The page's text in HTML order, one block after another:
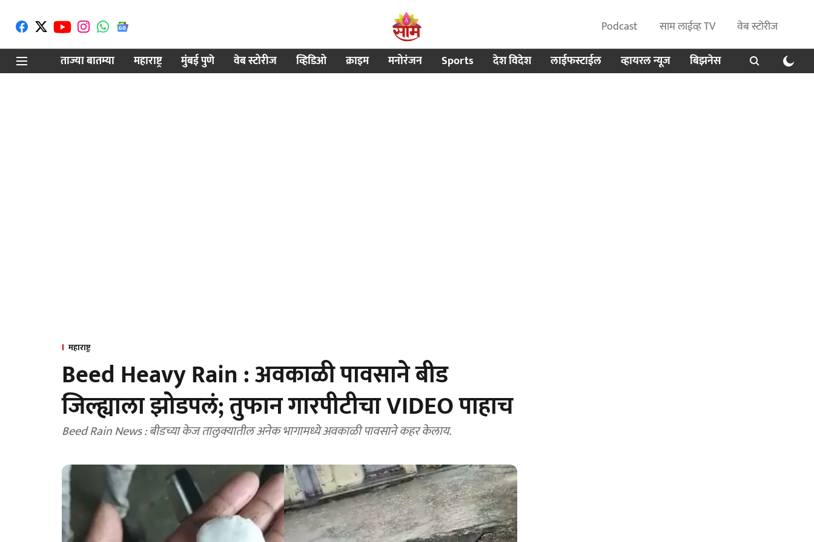
Podcast साम लाईव्ह TV
वेब स्टोरीज
ताज्या बातम्या
महाराष्ट्र मुंबई पुणे वेब स्टोरीज व्हिडिओ क्राइम मनोरंजन Sports देश विदेश लाईफस्टाईल व्हायरल न्यूज बिझनेस
महाराष्ट्र
Beed Heavy Rain : अवकाळी पावसाने बीड
जिल्ह्याला झोडपलं; तुफान गारपीटीचा VIDEO पाहाच
Beed Rain News : बीडच्या केज तालुक्यातील अनेक भागामध्ये अवकाळी पावसाने कहर केलाय.